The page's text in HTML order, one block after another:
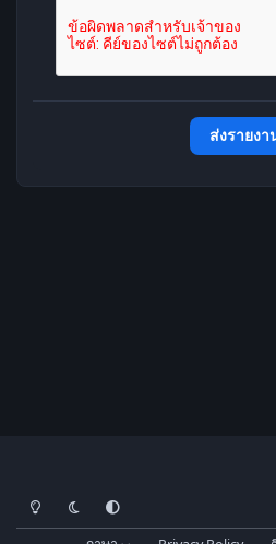
ส่งรายงา
โหมดสว่างโหมดมืด การตั้งค่าระบบ